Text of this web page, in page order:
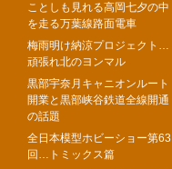
ことしも見れる高岡七夕の中
を走る万葉線路面電車
梅雨明け納涼プロジェクト…
頑張れ北のヨンマル
黒部宇奈月キャニオンルート
開業と黒部峡谷鉄道全線開通
の話題
全日本模型ホビーショー第63
回…トミックス篇